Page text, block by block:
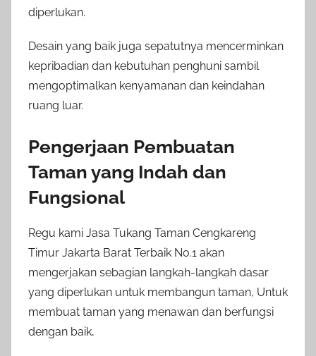
diperlukan.
Desain yang baik juga sepatutnya mencerminkan
kepribadian dan kebutuhan penghuni sambil
mengoptimalkan kenyamanan dan keindahan
ruang luar.
Pengerjaan Pembuatan
Taman yang Indah dan
Fungsional
Regu kami Jasa Tukang Taman Cengkareng
Timur Jakarta Barat Terbaik No.1 akan
mengerjakan sebagian langkah-langkah dasar
yang diperlukan untuk membangun taman, Untuk
membuat taman yang menawan dan berfungsi
dengan baik,